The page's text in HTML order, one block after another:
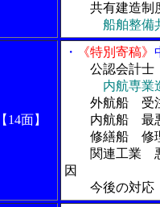
共有建造制
船舶整備
【14面】
・ 《特別寄稿》
公認会計
内航専業
外航船 受
内航船 最悪
修繕船 修理
関連工業 悪
因
今後の対応